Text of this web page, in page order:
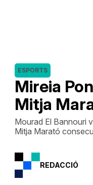
Mireia
Mitja
ESPORTS
Mourad El Bannouri
Mitja Marató
REDACCIÓ